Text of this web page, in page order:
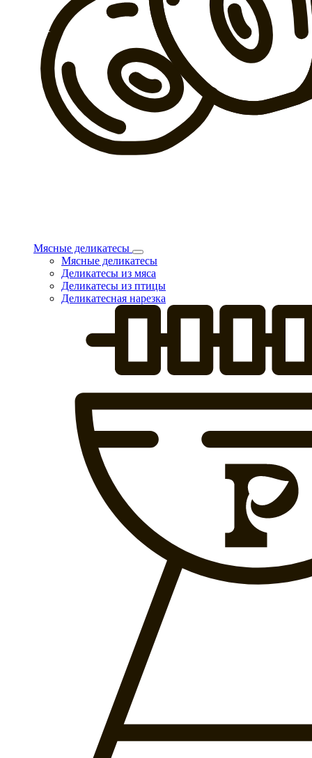
Мясные деликатесы
Мясные деликатесы
Деликатесы из мяса
Деликатесы из птицы
Деликатесная нарезка